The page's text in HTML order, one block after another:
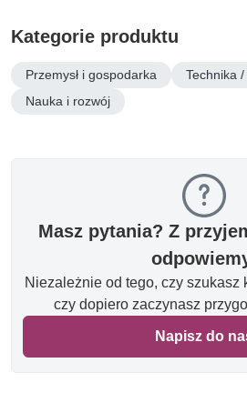
Kategorie produktu
Przemysł i gospodarka
Technika
Nauka i rozwój
Masz pytania? Z
Niezależnie od tego, czy szukasz
czy dopiero zaczynasz
Napisz do